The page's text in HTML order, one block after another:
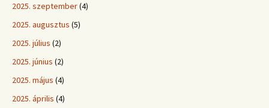
2025. szeptember(4)
2025. augusztus (5)
2025. július (2)
2025. június (2)
2025. május (4)
2025. április (4)